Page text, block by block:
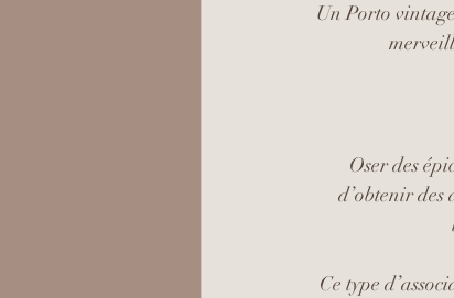
Un Porto
Oser des
d’obtenir des
Ce type